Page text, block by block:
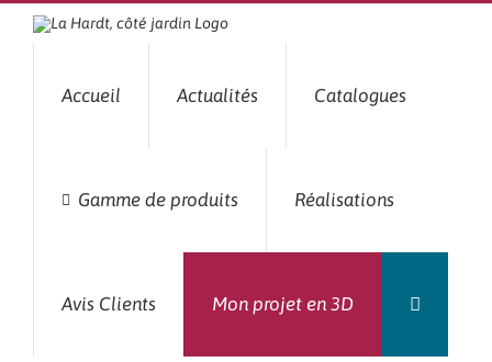
Passer
Accueil Actualités Catalogues
Gamme de produits Réalisations
Avis Clients Mon projet en 3D